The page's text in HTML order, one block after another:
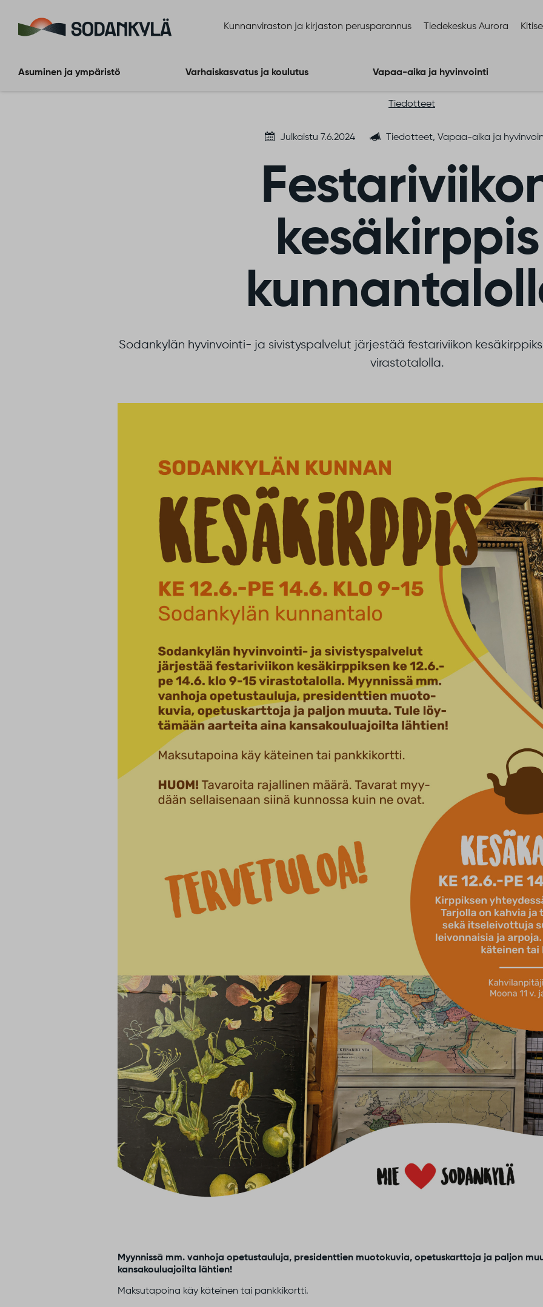
Kunnanviraston ja kirjaston perusparannus Tiedekeskus Aurora
Asuminen ja ympäristö Varhaiskasvatus ja koulutus Vapaa-aika ja hyvinvointi
Tiedotteet
Julkaistu 7.6.2024 Tiedotteet, Vapaa-aika ja
kesäkirppis
Sodankylän hyvinvointi- ja sivistyspalvelut järjestää festariviikon
virastotalolla.
Myynnissä mm. vanhoja opetustauluja, presidenttien muotokuvia, opetuskarttoja ja paljon
kansakouluajoilta lähtien!
Maksutapoina käy käteinen tai pankkikortti.